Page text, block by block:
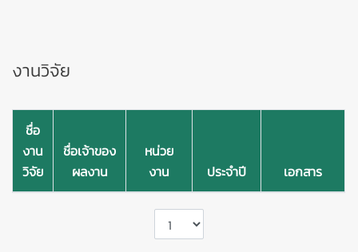
งานวิจัย
ชื่อ
งาน
วิจัย
ชื่อเจ้าของ
ผลงาน
หน่วย
งาน
ประจำปี เอกสาร